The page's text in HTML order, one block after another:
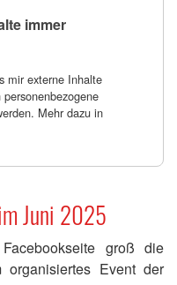
immer
mir externe Inhalte
Mehr dazu in
Juni 2025
groß die
Event der